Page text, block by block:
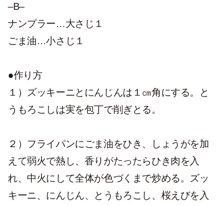
–B–
ナンプラー…大さじ１
ごま油…小さじ１
●作り方
１）ズッキーニとにんじんは１㎝角にする。と
うもろこしは実を包丁で削ぎとる。
２）フライパンにごま油をひき、しょうがを加
えて弱火で熱し、香りがたったらひき肉を入
れ、中火にして全体が色づくまで炒める。ズッ
キーニ、にんじん、とうもろこし、桜えびを入